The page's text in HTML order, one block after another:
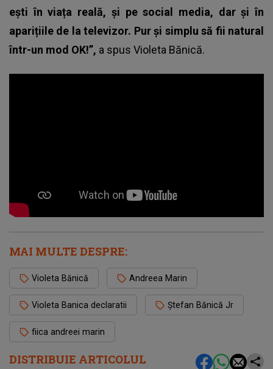
DISTRIBUIE ARTICOLUL
ești în viața reală, și pe social media, dar și în
aparițiile de la televizor. Pur și simplu să fii natural
într-un mod OK!”, a spus Violeta Bănică.
MAI MULTE DESPRE:
Violeta Bănică Andreea Marin
Violeta Banica declaratii Ștefan Bănică Jr
fiica andreei marin